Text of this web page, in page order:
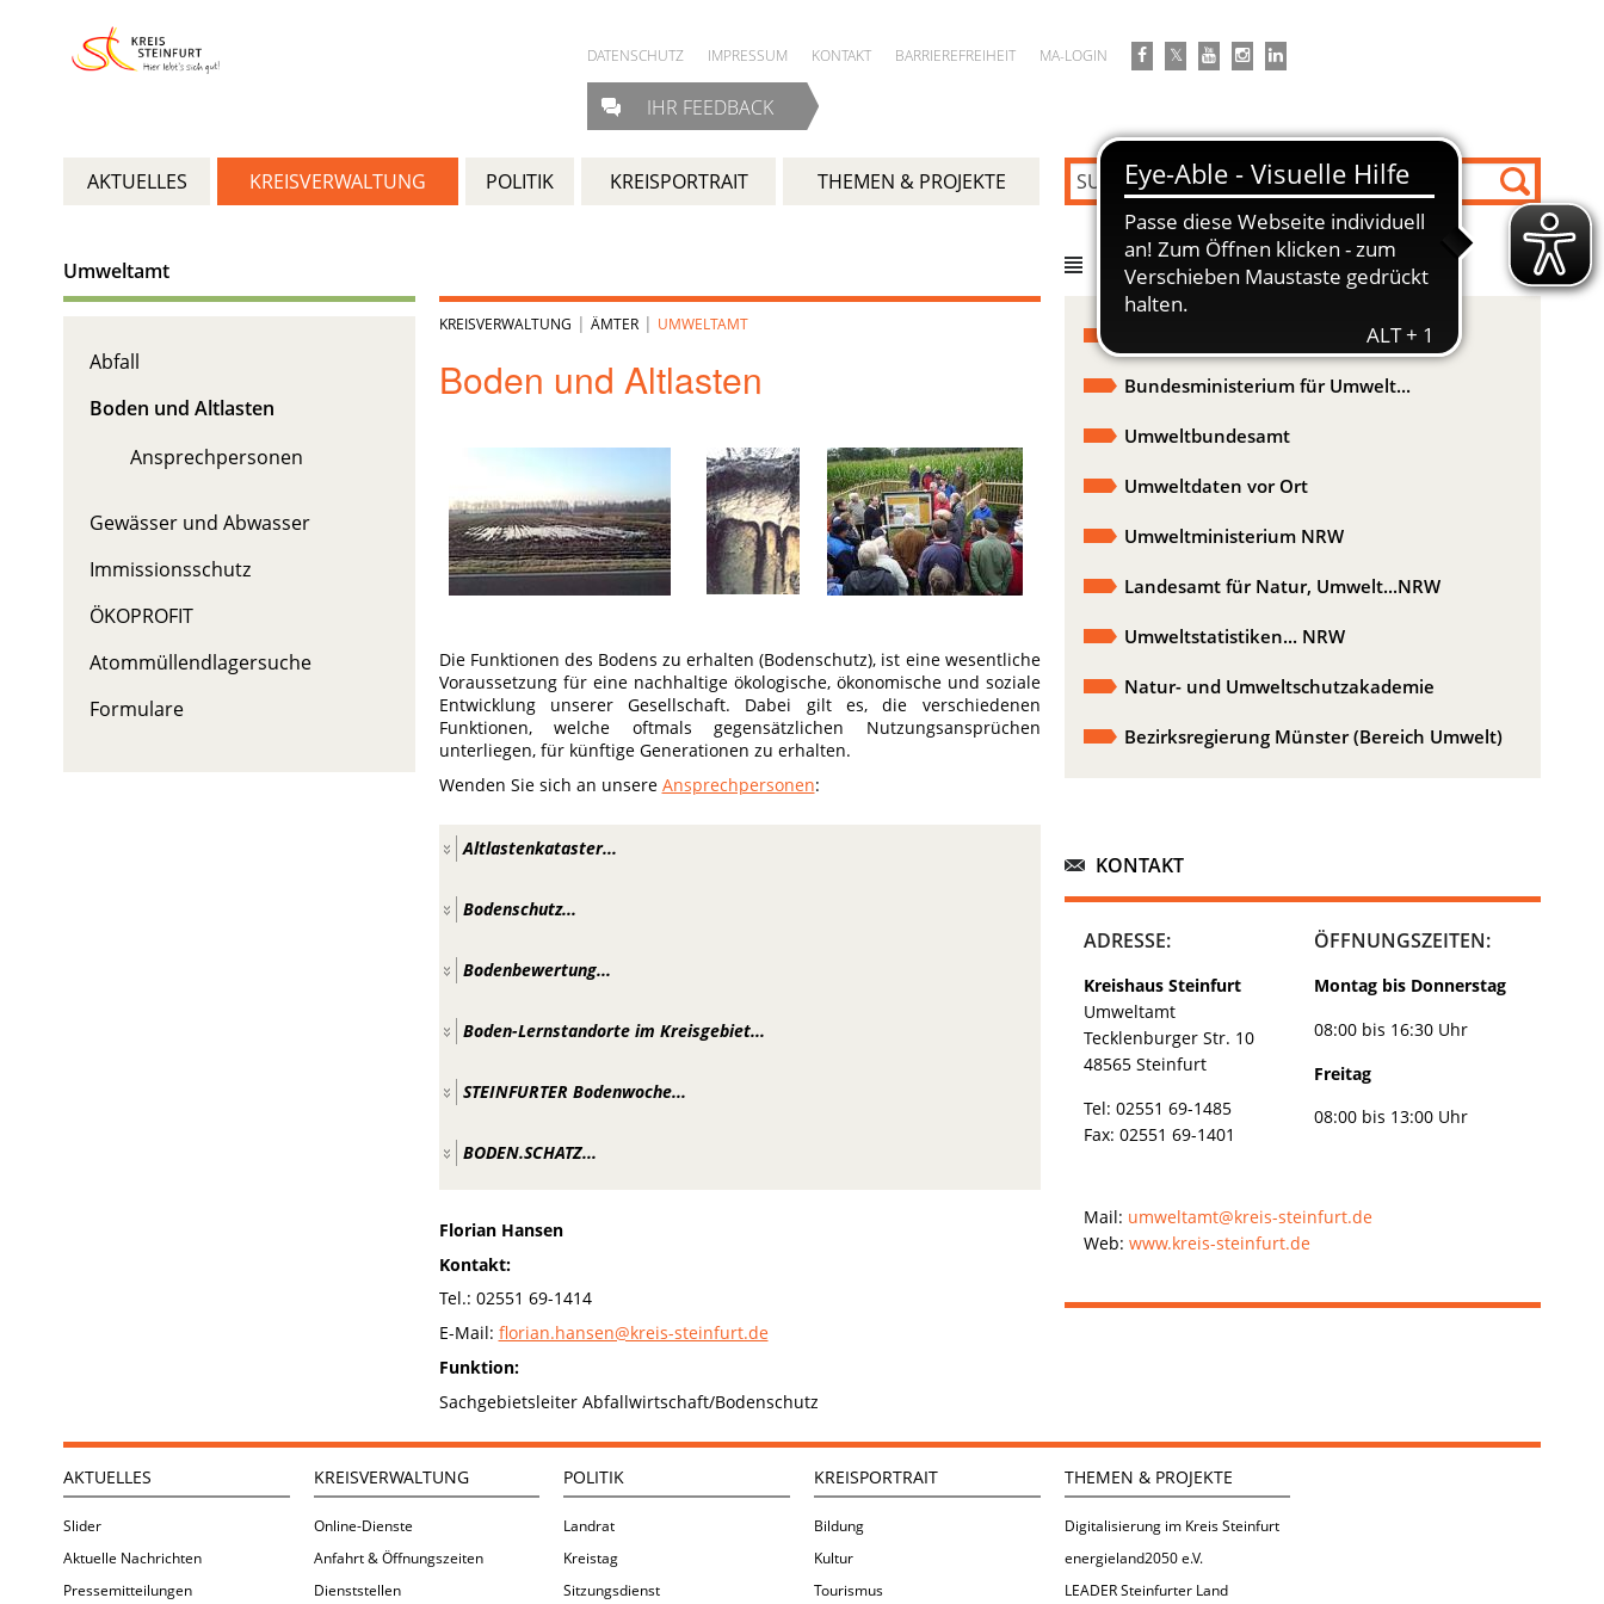
DATENSCHUTZ IMPRESSUM KONTAKT BARRIEREFREIHEIT MA-LOGIN
IHR FEEDBACK
AKTUELLES KREISVERWALTUNG POLITIK KREISPORTRAIT THEMEN & PROJEKTE
Umweltamt
Abfall
Boden und Altlasten
Ansprechpersonen
Gewässer und Abwasser
Immissionsschutz
ÖKOPROFIT
Atommüllendlagersuche
Formulare
KREISVERWALTUNG | ÄMTER| UMWELTAMT
Boden und Altlasten
Die Funktionen des Bodens zu erhalten (Bodenschutz), ist eine wesentliche
Voraussetzung für eine nachhaltige ökologische, ökonomische und soziale
Entwicklung unserer Gesellschaft. Dabei gilt es, die verschiedenen
Funktionen, welche oftmals gegensätzlichen Nutzungsansprüchen
unterliegen, für künftige Generationen zu erhalten.
Wenden Sie sich an unsere Ansprechpersonen:
Altlastenkataster...
Bodenschutz...
Bodenbewertung...
Boden-Lernstandorte im Kreisgebiet...
STEINFURTER Bodenwoche...
BODEN.SCHATZ...
Florian Hansen
Kontakt:
Tel.: 02551 69-1414
E-Mail: florian.hansen@kreis-steinfurt.de
Funktion:
Sachgebietsleiter Abfallwirtschaft/Bodenschutz
DIREKT ZU
Formulare / Vordrucke / Merkblätter
Bundesministerium für Umwelt...
Umweltbundesamt
Umweltdaten vor Ort
Umweltministerium NRW
Landesamt für Natur, Umwelt...NRW
Umweltstatistiken... NRW
Natur- und Umweltschutzakademie
Bezirksregierung Münster (Bereich Umwelt)
KONTAKT
ADRESSE:
Kreishaus Steinfurt
Umweltamt
Tecklenburger Str. 10
48565 Steinfurt
Tel: 02551 69-1485
Fax: 02551 69-1401
ÖFFNUNGSZEITEN:
Montag bis Donnerstag
08:00 bis 16:30 Uhr
Freitag
08:00 bis 13:00 Uhr
Mail: umweltamt@kreis-steinfurt.de
Web: www.kreis-steinfurt.de
AKTUELLES
Slider
Aktuelle Nachrichten
Pressemitteilungen
KREISVERWALTUNG
Online-Dienste
Anfahrt & Öffnungszeiten
Dienststellen
POLITIK
Landrat
Kreistag
Sitzungsdienst
KREISPORTRAIT
Bildung
Kultur
Tourismus
THEMEN & PROJEKTE
Digitalisierung im Kreis Steinfurt
energieland2050 e.V.
LEADER Steinfurter Land